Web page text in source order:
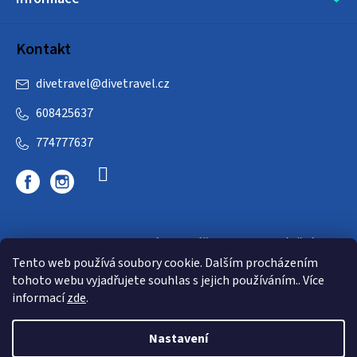
Tento web používá soubory cookie. Dalším procházením
tohoto webu vyjadřujete souhlas s jejich používáním.. Více
informacízde.
Nastavení
Kontakt
divetravel@divetravel.cz
608425637
774777637
DIVETRAVEL - cestovní kancelář - cesty za potápěním